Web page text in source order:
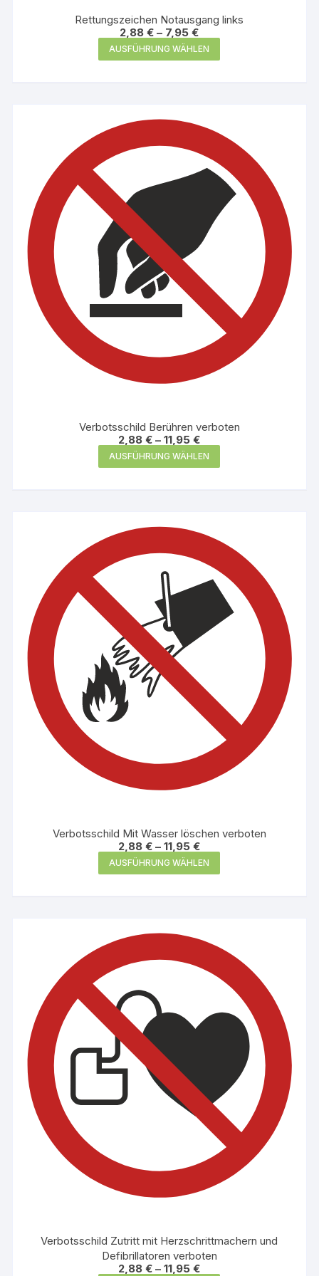
Rettungszeichen Notausgang links
2,88€ – 7,95€
AUSFÜHRUNG WÄHLEN
Produkt
auf.
Die
Optionen
können
auf
der
Produktseite
Verbotsschild Berühren verboten
2,88€ –11,95€
AUSFÜHRUNG WÄHLEN
Produkt
auf.
Die
Optionen
können
auf
der
Produktseite
Verbotsschild Mit Wasser löschen verboten
2,88€ –11,95€
AUSFÜHRUNG WÄHLEN
Produkt
auf.
Die
Optionen
können
auf
Produktseite
gewählt
werden
Verbotsschild Zutritt mit Herzschrittmachern und
Defibrillatoren verboten
2,88€ –11,95€